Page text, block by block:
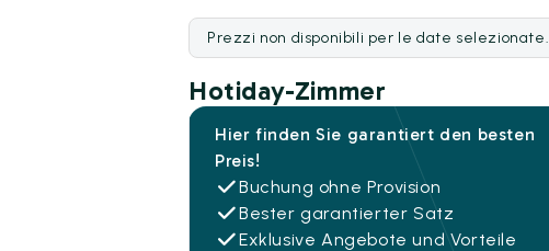
Prezzi non disponibili per le date selezionate.
Hotiday-Zimmer
Hier finden Sie garantiert den besten
Preis!
Buchung ohne Provision
Bester garantierter Satz
Exklusive Angebote und Vorteile